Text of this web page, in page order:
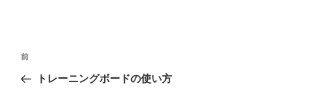
投
ナ
前
の
前
トレーニングボードの使い方